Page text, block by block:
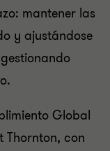
mantener las
y ajustándose
Global
Thornton, con